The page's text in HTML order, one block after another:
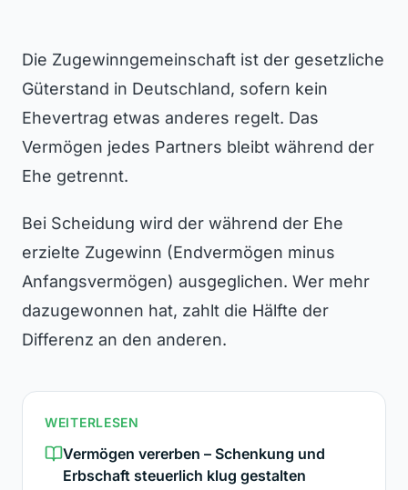
Die Zugewinngemeinschaft ist der gesetzliche
Güterstand in Deutschland, sofern kein
Ehevertrag etwas anderes regelt. Das
Vermögen jedes Partners bleibt während der
Ehe getrennt.
Bei Scheidung wird der während der Ehe
erzielte Zugewinn (Endvermögen minus
Anfangsvermögen) ausgeglichen. Wer mehr
dazugewonnen hat, zahlt die Hälfte der
Differenz an den anderen.
WEITERLESEN
Vermögen vererben – Schenkung und
Erbschaft steuerlich klug gestalten